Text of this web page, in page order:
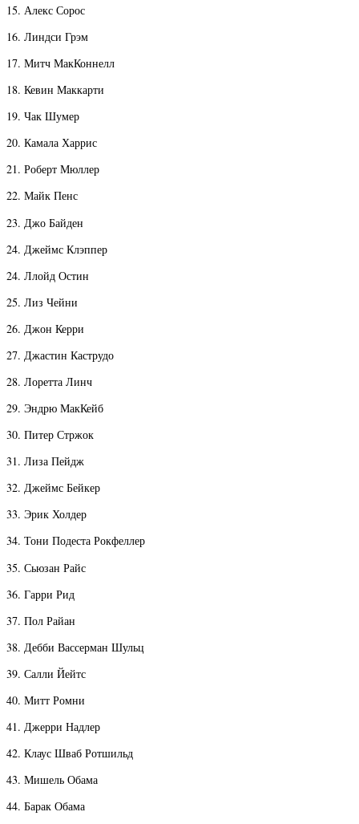
15. Алекс Сорос
16. Линдси Грэм
17. Митч МакКоннелл
18. Кевин Маккарти
19. Чак Шумер
20. Камала Харрис
21. Роберт Мюллер
22. Майк Пенс
23. Джо Байден
24. Джеймс Клэппер
24. Ллойд Остин
25. Лиз Чейни
26. Джон Керри
27. Джастин Каструдо
28. Лоретта Линч
29. Эндрю МакКейб
30. Питер Стржок
31. Лиза Пейдж
32. Джеймс Бейкер
33. Эрик Холдер
34. Тони Подеста Рокфеллер
35. Сьюзан Райс
36. Гарри Рид
37. Пол Райан
38. Дебби Вассерман Шульц
39. Салли Йейтс
40. Митт Ромни
41. Джерри Надлер
42. Клаус Шваб Ротшильд
43. Мишель Обама
44. Барак Обама